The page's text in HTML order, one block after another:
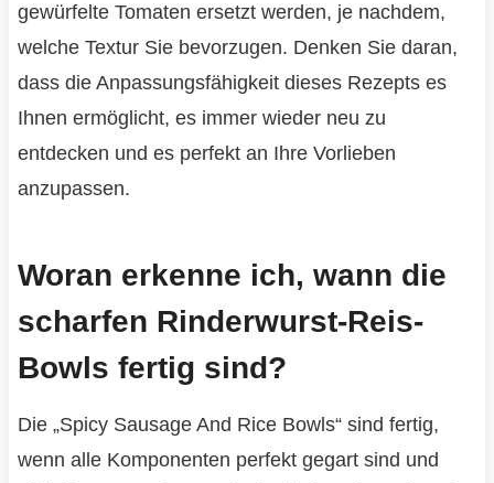
gewürfelte Tomaten ersetzt werden, je nachdem,
welche Textur Sie bevorzugen. Denken Sie daran,
dass die Anpassungsfähigkeit dieses Rezepts es
Ihnen ermöglicht, es immer wieder neu zu
entdecken und es perfekt an Ihre Vorlieben
anzupassen.
Woran erkenne ich, wann die
scharfen Rinderwurst-Reis-
Bowls fertig sind?
Die „Spicy Sausage And Rice Bowls“ sind fertig,
wenn alle Komponenten perfekt gegart sind und